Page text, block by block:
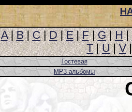
A|B|C|D|E|F|G|H|
T|U|V
Гостевая
MP3-альбомы